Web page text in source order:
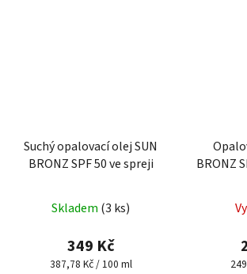
Suchý opalovací olej SUN
BRONZ SPF 50 ve spreji
Skladem (3 ks)
349 Kč
Měrná
387,78 Kč / 100 ml
BRONZ